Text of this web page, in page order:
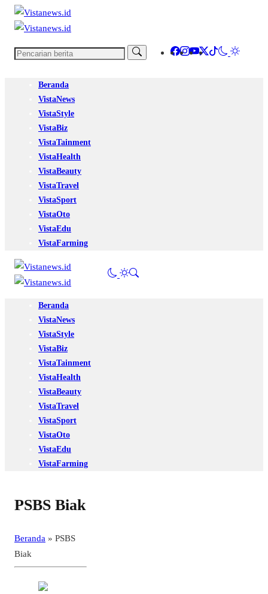
Beranda
VistaNews
VistaStyle
VistaBiz
VistaTainment
VistaHealth
VistaBeauty
VistaTravel
VistaSport
VistaOto
VistaEdu
VistaFarming
Beranda
VistaNews
VistaStyle
VistaBiz
VistaTainment
VistaHealth
VistaBeauty
VistaTravel
VistaSport
VistaOto
VistaEdu
VistaFarming
PSBS Biak
Beranda » PSBS
Biak